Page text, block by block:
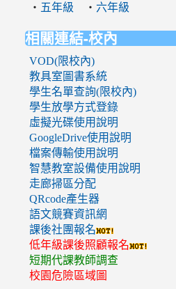
‧ 五年級 ‧ 六年級
相關連結-校內
VOD(限校內)
教具室圖書系統
學生名單查詢(限校內)
學生放學方式登錄
虛擬光碟使用說明
GoogleDrive使用說明
檔案傳輸使用說明
智慧教室設備使用說明
走廊掃區分配
QRcode產生器
語文競賽資訊網
課後社團報名
低年級課後照顧報名
短期代課教師調查
校園危險區域圖